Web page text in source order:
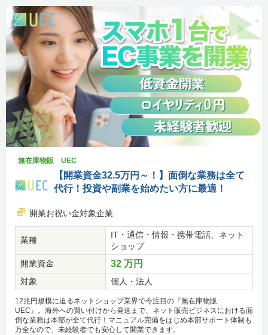
無在庫物販 UEC
【開業資金32.5万円～！】面倒な業務は全て
代行！投資や副業を始めたい方に最適！
開業お祝い金対象企業
業種
IT・通信・情報・携帯電話、ネット
ショップ
開業資金
32 万円
対象 個人・法人
12兆円規模に迫るネットショップ業界で今注目の『無在庫物販
UEC』。海外への買い付けから発送まで、ネット販売ビジネスにおける面
倒な業務は本部が全て代行！マニュアル完備をはじめ本部サポート体制も
万全なので、未経験者でも安心して開業できます。